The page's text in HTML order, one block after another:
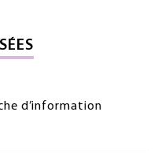
d’information